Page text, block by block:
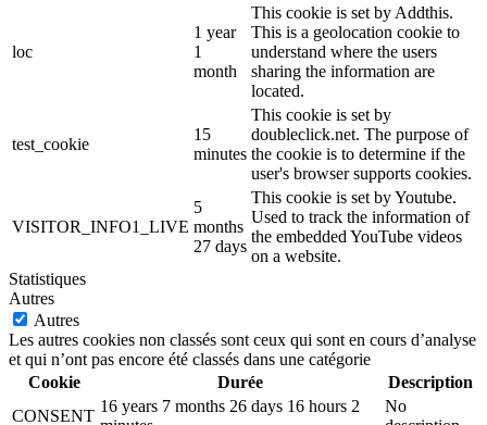
loc
1 year
1
month
This cookie is set by Addthis.
This is a geolocation cookie to
understand where the users
sharing the information are
located.
test_cookie
15
minutes
This cookie is set by
doubleclick.net. The purpose of
the cookie is to determine if the
user's browser supports cookies.
VISITOR_INFO1_LIVE
5
months
27 days
This cookie is set by Youtube.
Used to track the information of
the embedded YouTube videos
on a website.
Statistiques
Autres
Autres
Les autres cookies non classés sont ceux qui sont en cours d’analyse
et qui n’ont pas encore été classés dans une catégorie
Cookie
Durée
Description
CONSENT
16 years 7 months 26 days 16 hours 2
No